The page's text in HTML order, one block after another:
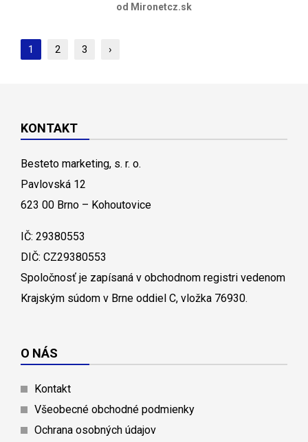
od Mironetcz.sk
1 2 3 ›
KONTAKT
Besteto marketing, s. r. o.
Pavlovská 12
623 00 Brno – Kohoutovice
IČ: 29380553
DIČ: CZ29380553
Spoločnosť je zapísaná v obchodnom registri vedenom
Krajským súdom v Brne oddiel C, vložka 76930.
O NÁS
Kontakt
Všeobecné obchodné podmienky
Ochrana osobných údajov